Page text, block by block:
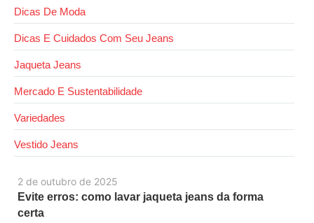
2 de outubro de 2025
Evite erros: como lavar jaqueta jeans da forma
certa
Dicas De Moda
Dicas E Cuidados Com Seu Jeans
Jaqueta Jeans
Mercado E Sustentabilidade
Variedades
Vestido Jeans